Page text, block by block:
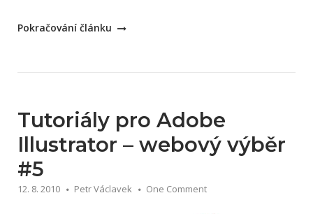
„Tutoriál:
Pokračování článku
Tutoriály pro Adobe
Illustrator – webový výběr
#5
12. 8. 2010 Petr Václavek One Comment